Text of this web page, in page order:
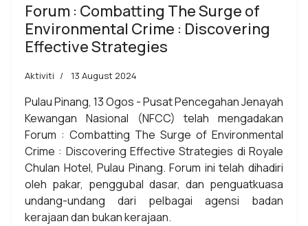
Forum : Combatting The Surge of
Environmental Crime : Discovering
Effective Strategies
Aktiviti 13 August 2024
Pulau Pinang, 13 Ogos - Pusat Pencegahan Jenayah
Kewangan Nasional (NFCC) telah mengadakan
Forum : Combatting The Surge of Environmental
Crime : Discovering Effective Strategies di Royale
Chulan Hotel, Pulau Pinang. Forum ini telah dihadiri
oleh pakar, penggubal dasar, dan penguatkuasa
undang-undang dari pelbagai agensi badan
kerajaan dan bukan kerajaan.